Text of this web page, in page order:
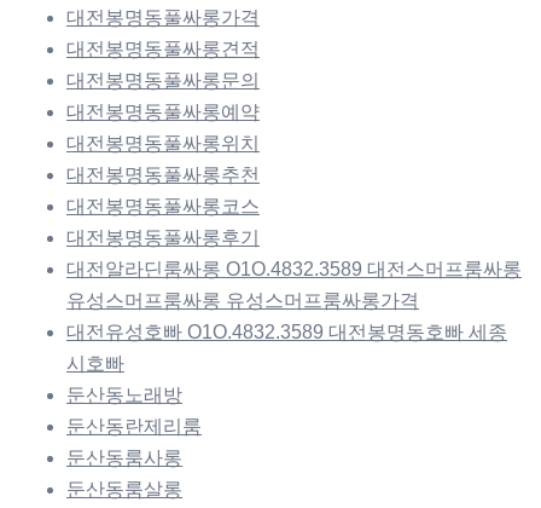
대전봉명동풀싸롱가격
대전봉명동풀싸롱견적
대전봉명동풀싸롱문의
대전봉명동풀싸롱예약
대전봉명동풀싸롱위치
대전봉명동풀싸롱추천
대전봉명동풀싸롱코스
대전봉명동풀싸롱후기
대전알라딘룸싸롱 O1O.4832.3589 대전스머프룸싸롱
유성스머프룸싸롱 유성스머프룸싸롱가격
대전유성호빠 O1O.4832.3589 대전봉명동호빠 세종
시호빠
둔산동노래방
둔산동란제리룸
둔산동룸사롱
둔산동룸살롱